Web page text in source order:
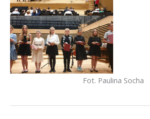
Fot. Paulina Socha